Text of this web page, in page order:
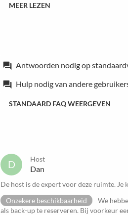
MEER LEZEN
forum Antwoorden nodig op
forum Hulp nodig van andere
STANDAARD FAQ WEERGEVEN
D Host
Dan
De host is de expert voor deze ruimte.
Onzekere beschikbaarheid
We
als back-up te reserveren. Bij voorkeur